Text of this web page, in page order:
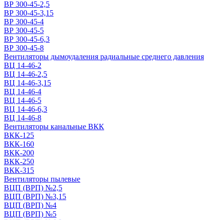
ВР 300-45-2,5
ВР 300-45-3,15
ВР 300-45-4
ВР 300-45-5
ВР 300-45-6,3
ВР 300-45-8
Вентиляторы дымоудаления радиальные среднего давления
ВЦ 14-46-2
ВЦ 14-46-2,5
ВЦ 14-46-3,15
ВЦ 14-46-4
ВЦ 14-46-5
ВЦ 14-46-6,3
ВЦ 14-46-8
Вентиляторы канальные ВКК
ВКК-125
ВКК-160
ВКК-200
ВКК-250
ВКК-315
Вентиляторы пылевые
ВЦП (ВРП) №2,5
ВЦП (ВРП) №3,15
ВЦП (ВРП) №4
ВЦП (ВРП) №5